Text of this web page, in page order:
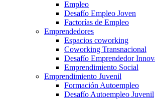
Empleo
Desafío Empleo Joven
Factorías de Empleo
Emprendedores
Espacios coworking
Coworking Transnacional
Desafío Emprendedor
Emprendimiento Social
Emprendimiento Juvenil
Formación Autoempleo
Desafío Autoempleo Juvenil